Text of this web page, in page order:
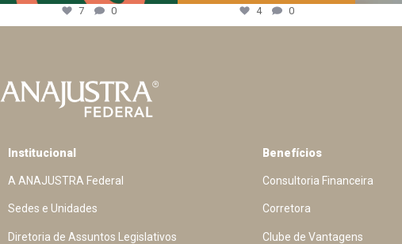
7 0 4 0
Institucional
A ANAJUSTRA Federal
Sedes e Unidades
Diretoria de Assuntos Legislativos
Benefícios
Consultoria Financeira
Corretora
Clube de Vantagens